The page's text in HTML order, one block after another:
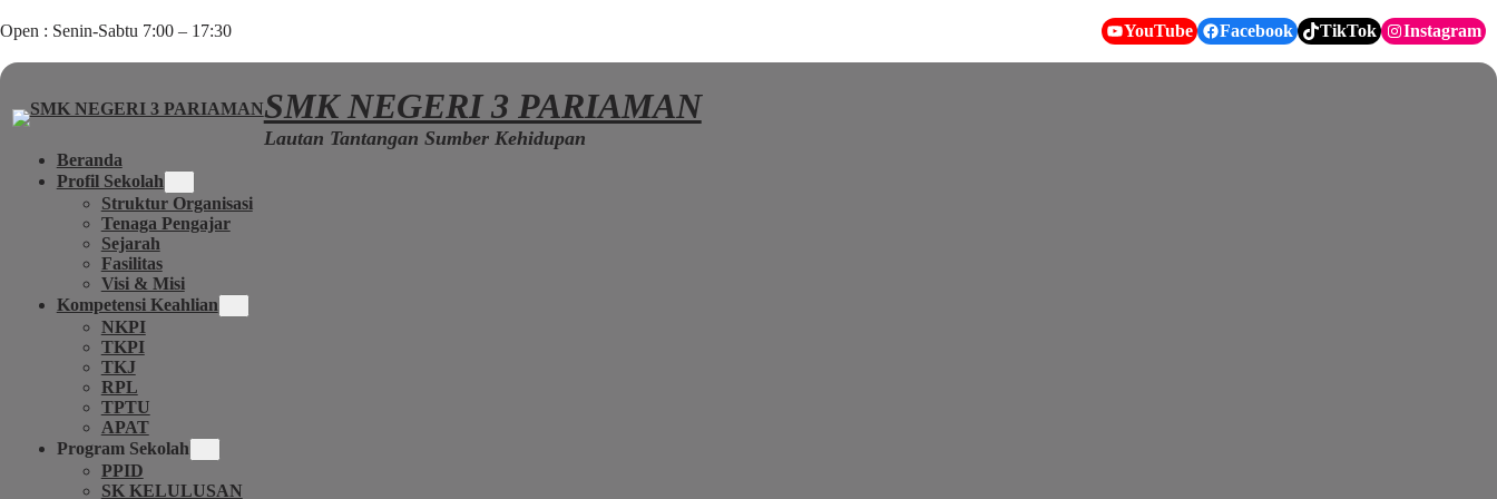
Open : Senin-Sabtu 7:00 – 17:30 YouTube Facebook TikTok Instagram
SMK NEGERI 3 PARIAMAN
Lautan Tantangan Sumber Kehidupan
Beranda
Profil Sekolah
Struktur Organisasi
Tenaga Pengajar
Sejarah
Fasilitas
Visi & Misi
Kompetensi Keahlian
NKPI
TKPI
TKJ
RPL
TPTU
APAT
Program Sekolah
PPID
SK KELULUSAN